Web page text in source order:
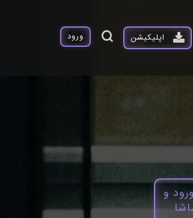
اپلیکیشن ورود
و